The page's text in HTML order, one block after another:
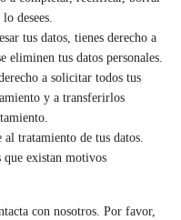
desees.
tus datos, tienes derecho a
eliminen tus datos personales.
a solicitar todos tus
y a transferirlos
al tratamiento de tus datos.
que existan motivos
con nosotros. Por favor,